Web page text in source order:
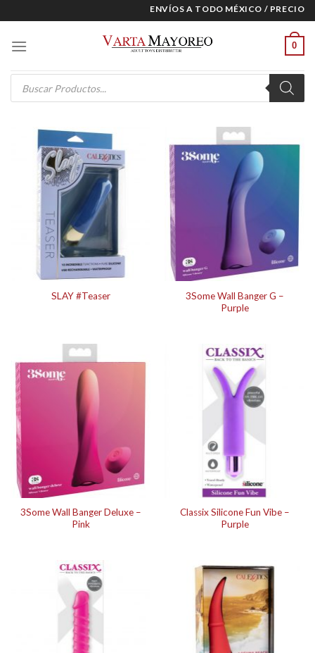
to
content
ENVÍOS A TODO MÉXICO / PRECIOS
0
Products
search
SLAY #Teaser
3Some Wall Banger G –
Purple
3Some Wall Banger Deluxe –
Pink
Classix Silicone Fun Vibe –
Purple